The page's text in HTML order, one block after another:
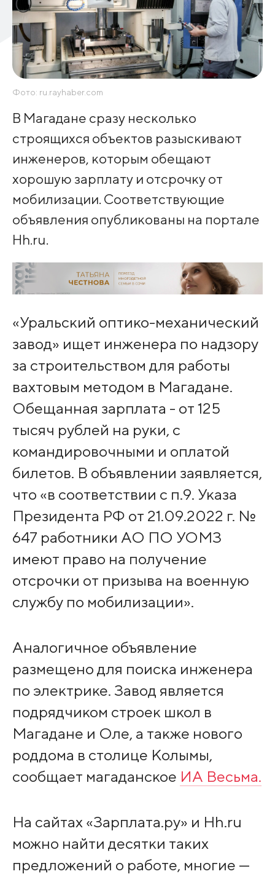
Фото: ru.rayhaber.com
В Магадане сразу несколько
строящихся объектов разыскивают
инженеров, которым обещают
хорошую зарплату и отсрочку от
мобилизации. Соответствующие
объявления опубликованы на портале
Hh.ru.
«Уральский оптико-механический
завод» ищет инженера по надзору
за строительством для работы
вахтовым методом в Магадане.
Обещанная зарплата - от 125
тысяч рублей на руки, с
командировочными и оплатой
билетов. В объявлении заявляется,
что «в соответствии с п.9. Указа
Президента РФ от 21.09.2022 г. №
647 работники АО ПО УОМЗ
имеют право на получение
отсрочки от призыва на военную
службу по мобилизации».
Аналогичное объявление
размещено для поиска инженера
по электрике. Завод является
подрядчиком строек школ в
Магадане и Оле, а также нового
роддома в столице Колымы,
сообщает магаданское ИА Весьма.
На сайтах «Зарплата.ру» и Hh.ru
можно найти десятки таких
предложений о работе, многие —